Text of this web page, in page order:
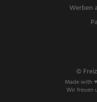
Werben
©
Made with
Wir freuen